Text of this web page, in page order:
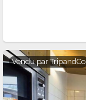
Vendu parTripandCo